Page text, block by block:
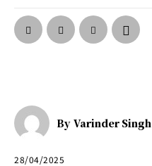
By Varinder Singh
28/04/2025